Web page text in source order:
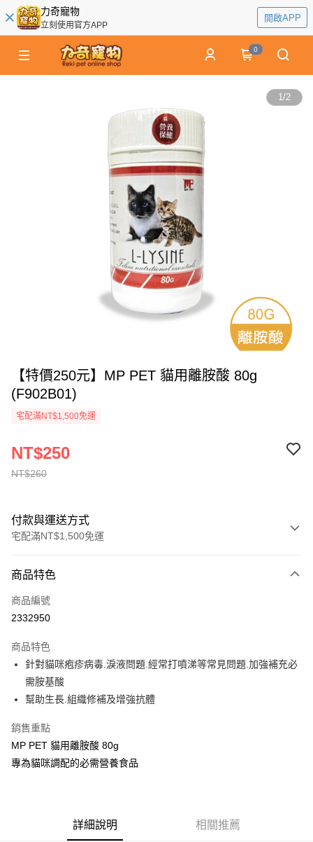
力奇寵物
立刻使用官方APP
開啟APP
0
1/2
【特價250元】MP PET 貓用離胺酸 80g
(F902B01)
宅配滿NT$1,500免運
NT$260
NT$250
付款與運送方式
宅配滿NT$1,500免運
信用卡一次付款
LINE Pay
悠遊付
AFTEE先享後付
相關說明
AFTEE先享後付是「在收到商品之後才付款」的支付方式。 讓您購物簡單
便利好安心！
１．簡單：不需註冊會員、不需綁卡、不需儲值。
２．便利：只要手機號碼，簡訊認證，即可結帳。
１．於結帳方式選擇「AFTEE先享後付」後，將跳轉至「AFTEE先享後付」
結帳頁面，進行簡訊認證並確認金額後，即可完成結帳。
ATM付款
運送方式
外島配送（黑貓宅急便－澎湖、金門、馬祖、綠島）
商品特色
商品編號
2332950
商品特色
針對貓咪疱疹病毒.淚液問題.經常打噴涕等常見問題.加強補充必
需胺基酸
幫助生長.組織修補及增強抗體
銷售重點
MP PET 貓用離胺酸 80g
專為貓咪調配的必需營養食品
詳細說明 相關推薦